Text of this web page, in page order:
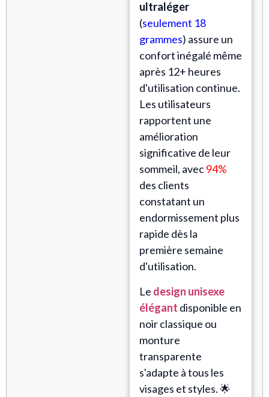
ultraléger
(seulement 18
grammes) assure un
confort inégalé même
après 12+ heures
d'utilisation continue.
Les utilisateurs
rapportent une
amélioration
significative de leur
sommeil, avec94%
des clients
constatant un
endormissement plus
rapide dès la
première semaine
d'utilisation.
Le design unisexe
élégant disponible en
noir classique ou
monture
transparente
s'adapte à tous les
visages et styles. 🌟